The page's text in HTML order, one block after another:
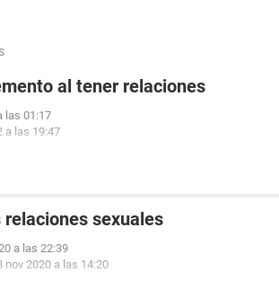
al tener relaciones
las 01:17
a las 19:47
relaciones sexuales
a las 22:39
nov 2020 a las 14:20